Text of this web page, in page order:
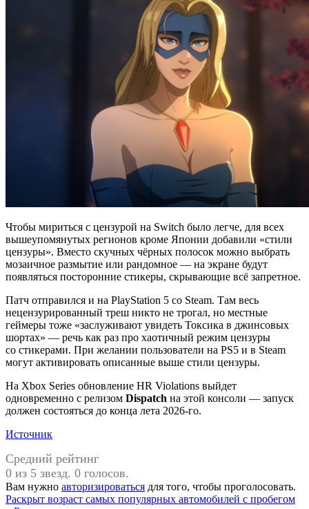
Чтобы мириться с цензурой на Switch было легче, для всех
вышеупомянутых регионов кроме Японии добавили «стили
цензуры». Вместо скучных чёрных полосок можно выбрать
мозаичное размытие или рандомное — на экране будут
появляться посторонние стикеры, скрывающие всё запретное.
Патч отправился и на PlayStation 5 со Steam. Там весь
нецензурированный треш никто не трогал, но местные
геймеры тоже «заслуживают увидеть Токсика в джинсовых
шортах» — речь как раз про хаотичный режим цензуры
со стикерами. При желании пользователи на PS5 и в Steam
могут активировать описанные выше стили цензуры.
На Xbox Series обновление HR Violations выйдет
одновременно с релизом Dispatch на этой консоли — запуск
должен состояться до конца лета 2026-го.
Источник
Средний рейтинг
0 из 5 звезд. 0 голосов.
Вам нужно авторизироваться для того, чтобы проголосовать.
Навигация
Раскрыт возраст самых популярных автомобилей с пробегом